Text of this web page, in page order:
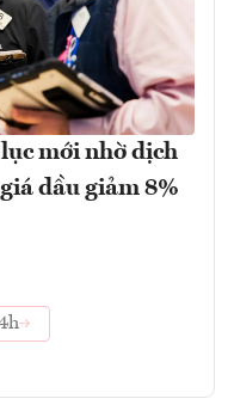
mới nhờ dịch
dầu giảm 8%